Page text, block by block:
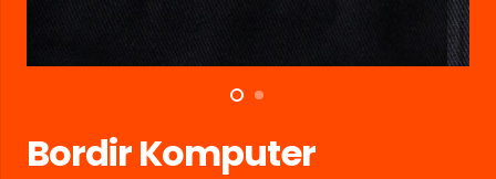
Bordir Komputer